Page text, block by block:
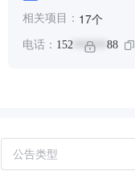
相关项目： 17个
电话： 152 ****** 88